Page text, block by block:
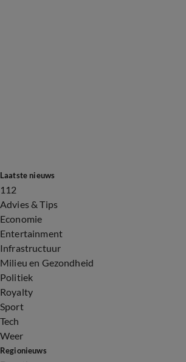
Laatste nieuws
112
Advies & Tips
Economie
Entertainment
Infrastructuur
Milieu en Gezondheid
Politiek
Royalty
Sport
Tech
Weer
Regionieuws